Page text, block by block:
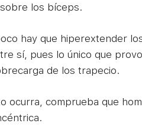
los bíceps.
hay que hiperextender
sí, pues lo único que
de los trapecio.
ocurra, comprueba que